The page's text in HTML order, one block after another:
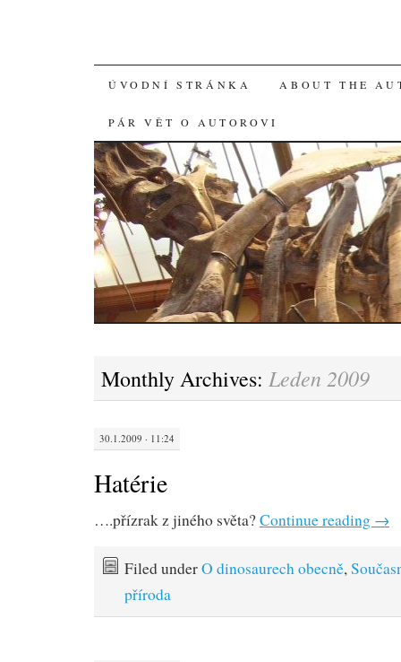
SKIP
TO
CONTENT
ÚVODNÍ STRÁNKA ABOUT THE
PÁR VĚT O AUTOROVI
Monthly Archives: Leden 2009
30.1.2009 · 11:24
Hatérie
….přízrak z jiného světa?Continue reading →
Filed underO dinosaurech obecně,
příroda